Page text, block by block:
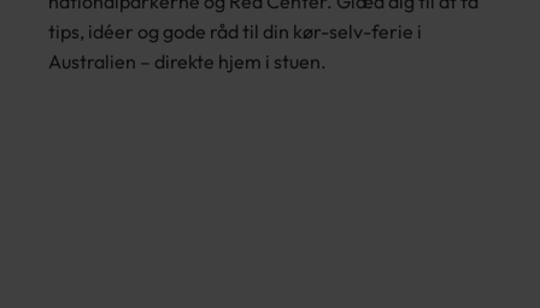
tips, idéer og gode råd til din kør-selv-ferie i
Australien – direkte hjem i stuen.